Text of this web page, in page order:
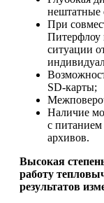
нештатные
При
Питерфлоу
ситуации
SD-карты;
Наличие
c питанием
архивов.
Высокая
работу
результатов